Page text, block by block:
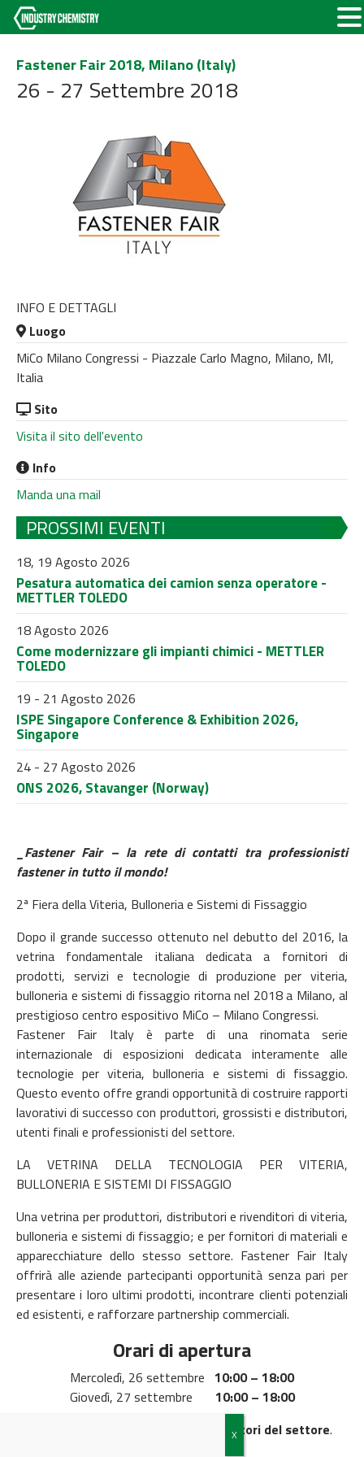
Fastener Fair 2018, Milano (Italy)
26 - 27 Settembre 2018
INFO E DETTAGLI
Luogo
MiCo Milano Congressi - Piazzale Carlo Magno, Milano, MI,
Italia
Sito
Visita il sito dell'evento
Info
Manda una mail
PROSSIMI EVENTI
18, 19 Agosto 2026
Pesatura automatica dei camion senza operatore -
METTLER TOLEDO
18 Agosto 2026
Come modernizzare gli impianti chimici - METTLER
TOLEDO
19 - 21 Agosto 2026
ISPE Singapore Conference & Exhibition 2026,
Singapore
24 - 27 Agosto 2026
ONS 2026, Stavanger (Norway)
_Fastener Fair – la rete di contatti tra professionisti
fastener in tutto il mondo!
2ª Fiera della Viteria, Bulloneria e Sistemi di Fissaggio
Dopo il grande successo ottenuto nel debutto del 2016, la
vetrina fondamentale italiana dedicata a fornitori di
prodotti, servizi e tecnologie di produzione per viteria,
bulloneria e sistemi di fissaggio ritorna nel 2018 a Milano, al
prestigioso centro espositivo MiCo – Milano Congressi.
Fastener Fair Italy è parte di una rinomata serie
internazionale di esposizioni dedicata interamente alle
tecnologie per viteria, bulloneria e sistemi di fissaggio.
Questo evento offre grandi opportunità di costruire rapporti
lavorativi di successo con produttori, grossisti e distributori,
utenti finali e professionisti del settore.
LA VETRINA DELLA TECNOLOGIA PER VITERIA,
BULLONERIA E SISTEMI DI FISSAGGIO
Una vetrina per produttori, distributori e rivenditori di viteria,
bulloneria e sistemi di fissaggio; e per fornitori di materiali e
apparecchiature dello stesso settore. Fastener Fair Italy
offrirà alle aziende partecipanti opportunità senza pari per
presentare i loro ultimi prodotti, incontrare clienti potenziali
ed esistenti, e rafforzare partnership commerciali.
Orari di apertura
Mercoledì, 26 settembre 10:00 – 18:00
Giovedì, 27 settembre 10:00 – 18:00
Ammissione: unicamente per visitatori del settore.